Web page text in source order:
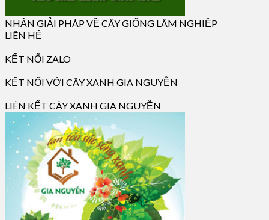
NHẬN GIẢI PHÁP VỀ CÂY GIỐNG LÂM NGHIỆP
LIÊN HỆ
KẾT NỐI ZALO
KẾT NỐI VỚI CÂY XANH GIA NGUYỄN
LIÊN KẾT CÂY XANH GIA NGUYỄN